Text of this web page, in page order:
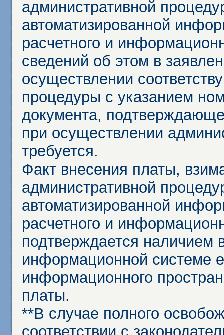
административной
автоматизированной
расчетного и
сведений об этом в
осуществлении
процедуры с указанием
документа,
при осуществлении
требуется.
Факт внесения платы,
административной
автоматизированной
расчетного и
подтверждается наличием
информационной системе
информационного
платы.
**В случае полного